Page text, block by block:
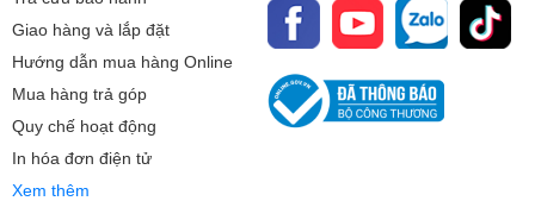
Giao hàng và lắp đặt
Hướng dẫn mua hàng Online
Mua hàng trả góp
Quy chế hoạt động
In hóa đơn điện tử
Xem thêm